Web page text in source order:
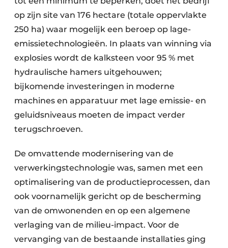
op zijn site van 176 hectare (totale oppervlakte
250 ha) waar mogelijk een beroep op lage-
emissietechnologieën. In plaats van winning via
explosies wordt de kalksteen voor 95 % met
hydraulische hamers uitgehouwen;
bijkomende investeringen in moderne
machines en apparatuur met lage emissie- en
geluidsniveaus moeten de impact verder
terugschroeven.
De omvattende modernisering van de
verwerkingstechnologie was, samen met een
optimalisering van de productieprocessen, dan
ook voornamelijk gericht op de bescherming
van de omwonenden en op een algemene
verlaging van de milieu-impact. Voor de
vervanging van de bestaande installaties ging